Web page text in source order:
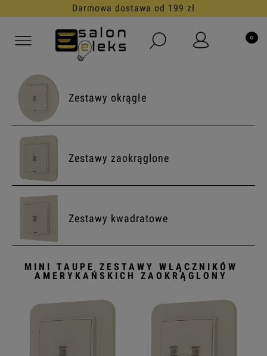
Darmowa dostawa od 199 zł
Zestawy okrągłe
Zestawy zaokrąglone
Zestawy kwadratowe
MINI TAUPE ZESTAWY WŁĄCZNIKÓW
AMERYKAŃSKICH ZAOKRĄGLONY